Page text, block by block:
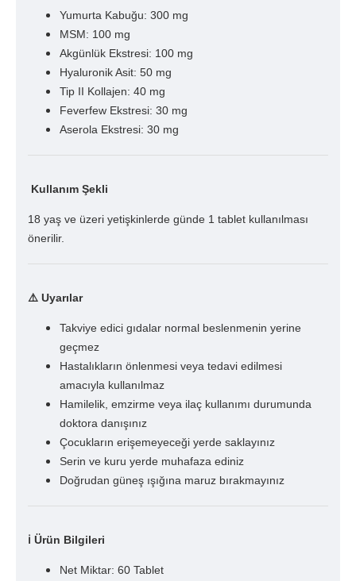
Yumurta Kabuğu: 300 mg
MSM: 100 mg
Akgünlük Ekstresi: 100 mg
Hyaluronik Asit: 50 mg
Tip II Kollajen: 40 mg
Feverfew Ekstresi: 30 mg
Aserola Ekstresi: 30 mg
Kullanım Şekli
18 yaş ve üzeri yetişkinlerde günde 1 tablet kullanılması
önerilir.
⚠️ Uyarılar
Takviye edici gıdalar normal beslenmenin yerine
geçmez
Hastalıkların önlenmesi veya tedavi edilmesi
amacıyla kullanılmaz
Hamilelik, emzirme veya ilaç kullanımı durumunda
doktora danışınız
Çocukların erişemeyeceği yerde saklayınız
Serin ve kuru yerde muhafaza ediniz
Doğrudan güneş ışığına maruz bırakmayınız
ℹ️ Ürün Bilgileri
Net Miktar: 60 Tablet